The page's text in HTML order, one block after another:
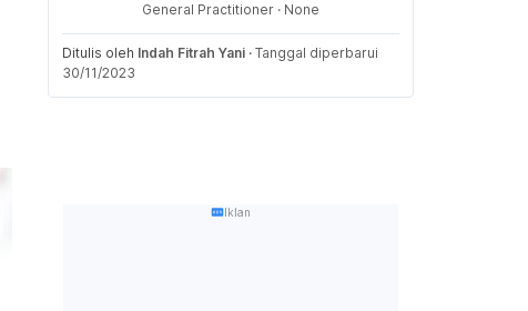
General Practitioner · None
Ditulis oleh Indah Fitrah Yani · Tanggal diperbarui
30/11/2023
Iklan